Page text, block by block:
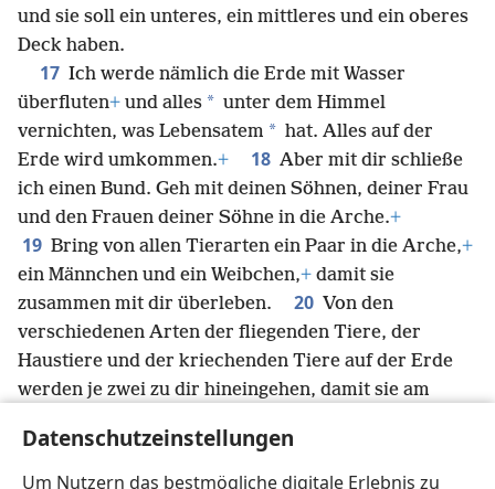
Datenschutzeinstellungen
Um Nutzern das bestmögliche digitale Erlebnis zu
und sie soll ein unteres, ein mittleres und ein oberes
Deck haben.
17 Ich werde nämlich die Erde mit Wasser
überfluten+ und alles * unter dem Himmel
vernichten, was Lebensatem * hat. Alles auf der
Erde wird umkommen.+ 18 Aber mit dir schließe
ich einen Bund. Geh mit deinen Söhnen, deiner Frau
und den Frauen deiner Söhne in die Arche.+
19 Bring von allen Tierarten ein Paar in die Arche,+
ein Männchen und ein Weibchen,+ damit sie
zusammen mit dir überleben.
20 Von den
verschiedenen Arten der fliegenden Tiere, der
Haustiere und der kriechenden Tiere auf der Erde
werden je zwei zu dir hineingehen, damit sie am
Nahrungsmitteln aller Art für dich und Futter für die
Tiere mit in die Arche.“+